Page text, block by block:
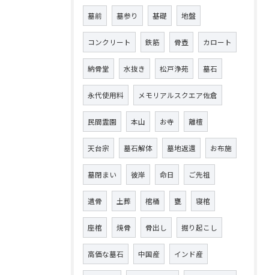
墓前 墓参り 基礎 地盤
コンクリート 鉄筋 骨壺 カロート
納骨堂 水抜き 松戸浄苑 墓石
永代使用料 メモリアルスクエア佐倉
民間霊園 本山 お寺 離檀
天台宗 墓石解体 墓地返還 お布施
墓閉まい 彼岸 命日 ご先祖
遺骨 土葬 棺桶 甕 寝棺
座棺 焼骨 骨出し 掘り起こし
高価な墓石 中国産 インド産